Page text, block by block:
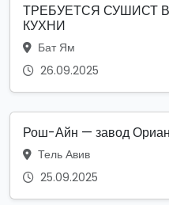
ТРЕБУЕТСЯ СУШИСТ
КУХНИ
Бат Ям
26.09.2025
Рош-Айн — завод
Тель Авив
25.09.2025